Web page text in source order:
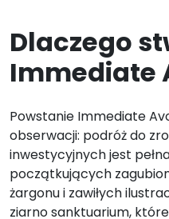
Dlaczego
Immediate
Powstanie Immediate
obserwacji: podróż do
inwestycyjnych jest
początkujących
żargonu i zawiłych
ziarno sanktuarium,